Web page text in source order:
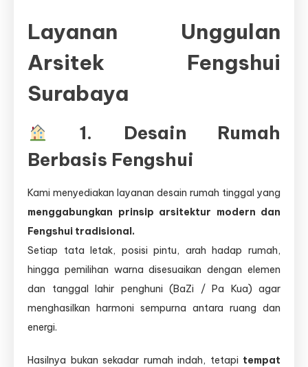
Layanan Unggulan
Arsitek Fengshui
Surabaya
1. Desain Rumah
Berbasis Fengshui
Kami menyediakan layanan desain rumah tinggal yang
menggabungkan prinsip arsitektur modern dan
Fengshui tradisional.
Setiap tata letak, posisi pintu, arah hadap rumah,
hingga pemilihan warna disesuaikan dengan elemen
dan tanggal lahir penghuni (BaZi / Pa Kua) agar
menghasilkan harmoni sempurna antara ruang dan
energi.
Hasilnya bukan sekadar rumah indah, tetapi tempat